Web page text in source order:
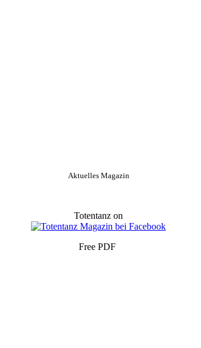
Aktuelles Magazin
Totentanz on
Free PDF